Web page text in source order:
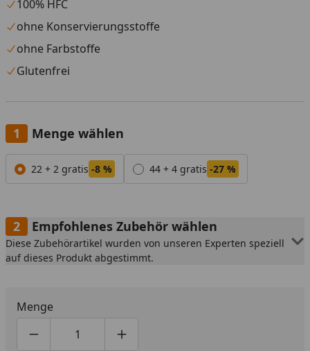
100% HFC
ohne Konservierungsstoffe
ohne Farbstoffe
Glutenfrei
Menge wählen
Alle anzeigen (2)
22 + 2 gratis -8 % 44 + 4 gratis -27 %
Empfohlenes Zubehör wählen
Diese Zubehörartikel wurden von unseren Experten speziell
auf dieses Produkt abgestimmt.
Menge
Produktmenge um eins verringern
Produktmenge manuell eingeben
Produktmenge um eins erhöhen